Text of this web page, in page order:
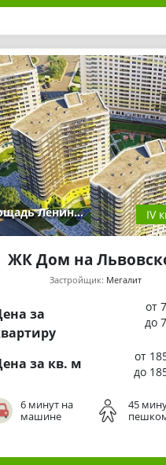
Ленин… IV
ЖК Дом на
Застройщик: Мегалит
за
от
до
за кв. м
от
до
6 минут на
машине
45